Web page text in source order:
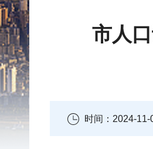
市人
时间：2024-11-